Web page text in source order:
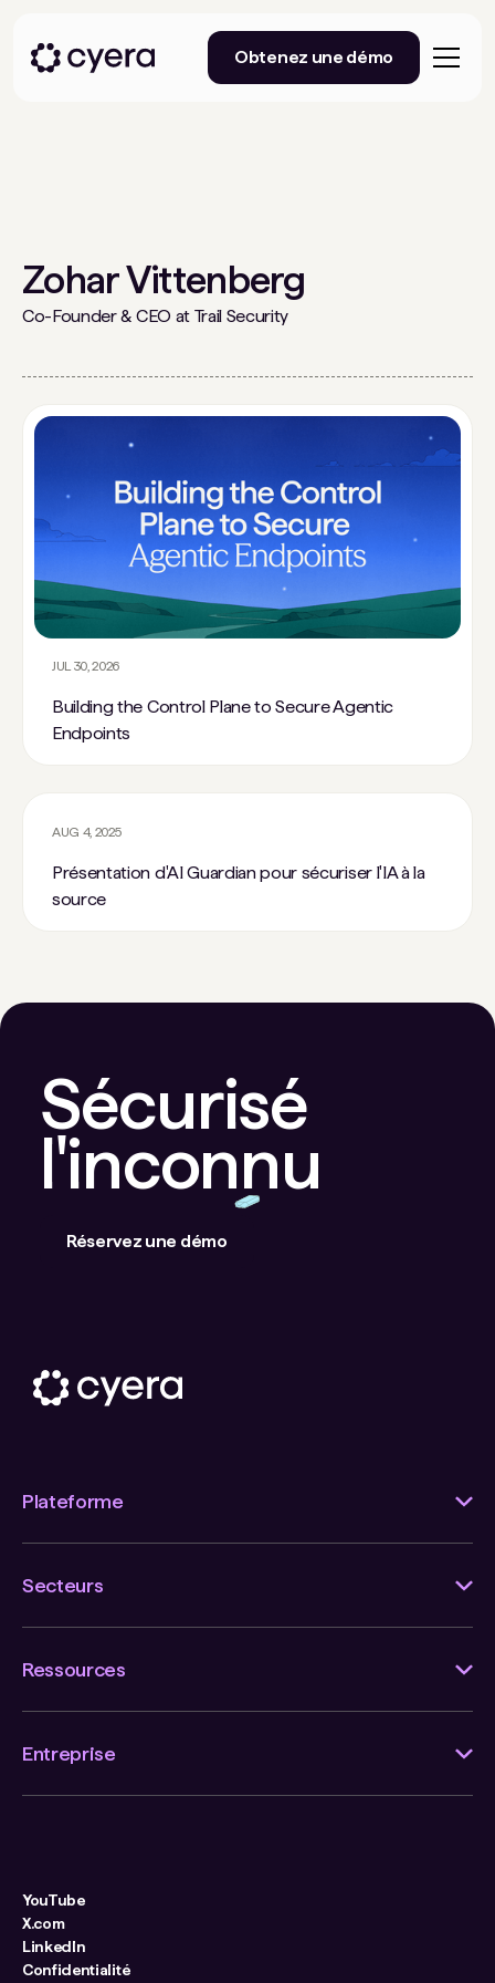
Obtenez une démo
Zohar Vittenberg
Co-Founder & CEO at Trail Security
JUL 30, 2026
Building the Control Plane to Secure Agentic
Endpoints
AUG 4, 2025
Présentation d'AI Guardian pour sécuriser l'IA à la
source
Sécurisé
l'inconnu
Réservez une démo
Plateforme
Secteurs
Ressources
Entreprise
YouTube
X.com
LinkedIn
Confidentialité